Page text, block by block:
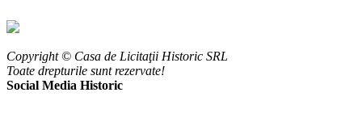
Copyright © Casa de Licitaţii Historic SRL
Toate drepturile sunt rezervate!
Social Media Historic